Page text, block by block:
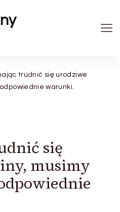
trudnić się urodziwe
warunki.
się
musimy